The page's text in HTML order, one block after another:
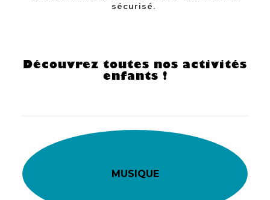
sécurisé.
Découvrez toutes nos activités
enfants !
MUSIQUE